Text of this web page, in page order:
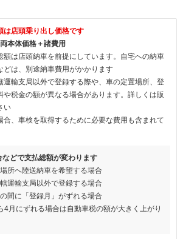
は店頭乗り出し価格です
本体価格＋諸費用
は店頭納車を前提にしています。自宅への納車
どは、別途納車費用がかかります
輸支局以外で登録する際や、車の定置場所、登
や税金の額が異なる場合があります。詳しくは販
い
、車検を取得するために必要な費用も含まれて
などで支払総額が変わります
所へ陸送納車を希望する場合
運輸支局以外で登録する場合
間に「登録月」がずれる場合
4月にずれる場合は自動車税の額が大きく上がり